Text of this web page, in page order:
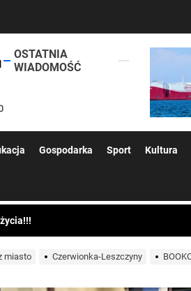
lokalsi.net
OSTATNIA
WIADOMOŚĆ
Gospodarka Sport Kultura
— czas zacząć mówić o
— czas zacząć mówić o
miasto Czerwionka-Leszczyny